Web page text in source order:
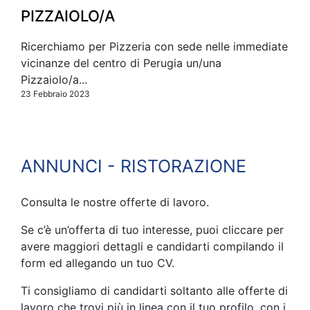
PIZZAIOLO/A
Ricerchiamo per Pizzeria con sede nelle immediate
vicinanze del centro di Perugia un/una
Pizzaiolo/a...
23 Febbraio 2023
ANNUNCI - RISTORAZIONE
Consulta le nostre offerte di lavoro.
Se c’è un’offerta di tuo interesse, puoi cliccare per
avere maggiori dettagli e candidarti compilando il
form ed allegando un tuo CV.
Ti consigliamo di candidarti soltanto alle offerte di
lavoro che trovi più in linea con il tuo profilo, con i